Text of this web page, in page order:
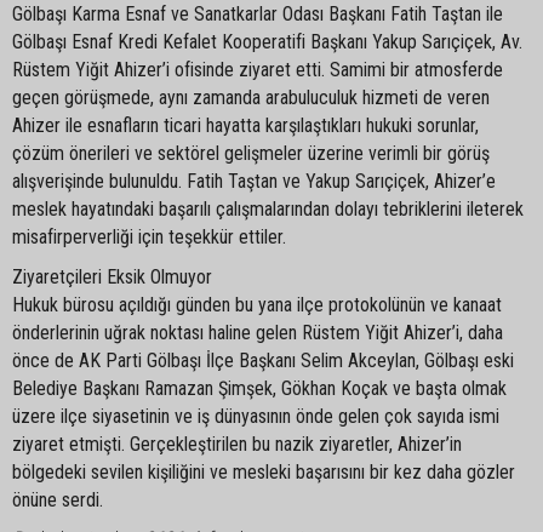
Gölbaşı Karma Esnaf ve Sanatkarlar Odası Başkanı Fatih Taştan ile
Gölbaşı Esnaf Kredi Kefalet Kooperatifi Başkanı Yakup Sarıçiçek, Av.
Rüstem Yiğit Ahizer’i ofisinde ziyaret etti. Samimi bir atmosferde
geçen görüşmede, aynı zamanda arabuluculuk hizmeti de veren
Ahizer ile esnafların ticari hayatta karşılaştıkları hukuki sorunlar,
çözüm önerileri ve sektörel gelişmeler üzerine verimli bir görüş
alışverişinde bulunuldu. Fatih Taştan ve Yakup Sarıçiçek, Ahizer’e
meslek hayatındaki başarılı çalışmalarından dolayı tebriklerini ileterek
misafirperverliği için teşekkür ettiler.
Ziyaretçileri Eksik Olmuyor
Hukuk bürosu açıldığı günden bu yana ilçe protokolünün ve kanaat
önderlerinin uğrak noktası haline gelen Rüstem Yiğit Ahizer’i, daha
önce de AK Parti Gölbaşı İlçe Başkanı Selim Akceylan, Gölbaşı eski
Belediye Başkanı Ramazan Şimşek, Gökhan Koçak ve başta olmak
üzere ilçe siyasetinin ve iş dünyasının önde gelen çok sayıda ismi
ziyaret etmişti. Gerçekleştirilen bu nazik ziyaretler, Ahizer’in
bölgedeki sevilen kişiliğini ve mesleki başarısını bir kez daha gözler
önüne serdi.